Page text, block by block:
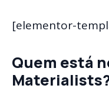
[elementor-
Quem está